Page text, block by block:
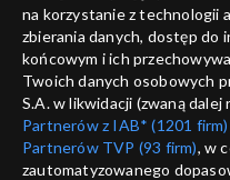
Zwierzaki Czytaki
Eksponat
na korzystanie z technologii
zbierania danych, dostęp do
końcowym i ich
Twoich danych osobowych
S.A. w likwidacji (zwaną dalej
Partnerów z IAB* (1201 firm)
Partnerów TVP (93 firm), w
zautomatyzowanego